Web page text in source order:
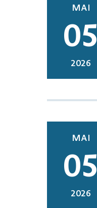
05
MAI
2026
05
MAI
2026